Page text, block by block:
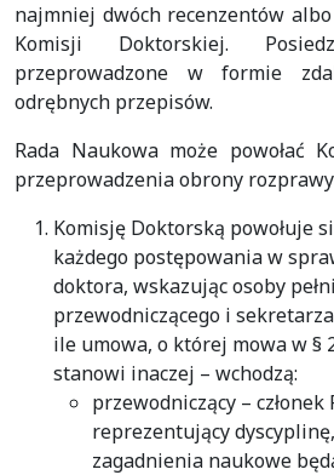
najmniej dwóch recenzentów
Komisji Doktorskiej.
przeprowadzone w formie
odrębnych przepisów.
Rada Naukowa może powołać
przeprowadzenia obrony
Komisję Doktorską powołuje
każdego postępowania w
doktora, wskazując osoby
przewodniczącego i
ile umowa, o której mowa w §
stanowi inaczej – wchodzą:
przewodniczący –
reprezentujący
zagadnienia naukowe